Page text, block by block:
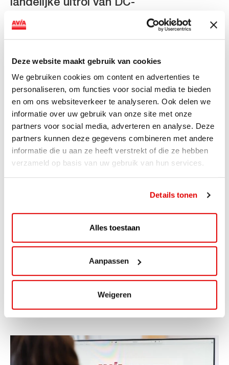
Deze website maakt gebruik van cookies
We gebruiken cookies om content en advertenties te
personaliseren, om functies voor social media te bieden
en om ons websiteverkeer te analyseren. Ook delen we
informatie over uw gebruik van onze site met onze
partners voor social media, adverteren en analyse. Deze
partners kunnen deze gegevens combineren met andere
informatie die u aan ze heeft verstrekt of die ze hebben
verzameld op basis van uw gebruik van hun services.
Details tonen
Alles toestaan
Aanpassen
Weigeren
landelijke uitrol van DC-
Lees verder
ViaAVIA Super Deal: 20% korting bij
ViaLuxury Hotels
ViaAVIA Super Deal: €25 korting bij ViaLuxury Hotels
Toe aan een ontspannen nachtje...
Lees verder